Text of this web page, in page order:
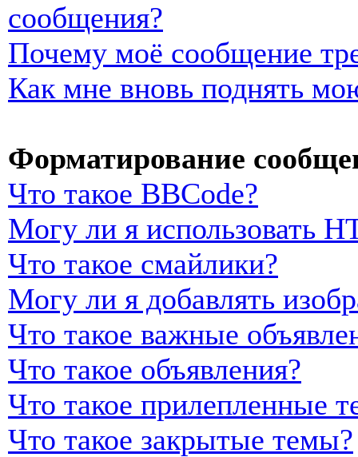
сообщения?
Почему моё сообщение
Как мне вновь поднять
Форматирование
Что такое BBCode?
Могу ли я использовать
Что такое смайлики?
Могу ли я добавлять
Что такое важные
Что такое объявления?
Что такое прилепленные
Что такое закрытые темы?